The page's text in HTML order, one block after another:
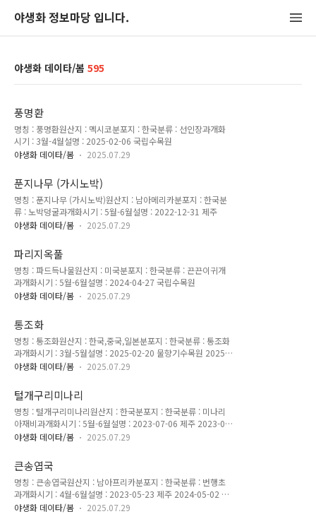
야생화 정보마당 입니다.
야생화 데이타/봄 595
풍명환
명칭 : 풍명환원산지 : 멕시코분포지 : 한국분류 : 선인장과개화
시기 : 3월-4월설명 : 2025-02-06 국립수목원
야생화 데이타/봄
2025.07.29
푼지나무 (가시노박)
명칭 : 푼지나무 (가시노박)원산지 : 남아메리카분포지 : 한국분
류 : 노박덩굴과개화시기 : 5월-6월설명 : 2022-12-31 제주
야생화 데이타/봄
2025.07.29
파리지옥풀
명칭 : 파드득나물원산지 : 미국분포지 : 한국분류 : 끈끈이귀개
과개화시기 : 5월-6월설명 : 2024-04-27 국립수목원
야생화 데이타/봄
2025.07.29
통조화
명칭 : 통조화원산지 : 한국,중국,일본분포지 : 한국분류 : 통조화
과개화시기 : 3월-5월설명 : 2025-02-20 물향기수목원 2025-
02-20 물향기수목원
야생화 데이타/봄 2025.07.29
털개구리미나리
명칭 : 털개구리미나리원산지 : 한국분포지 : 한국분류 : 미나리
아재비과개화시기 : 5월-6월설명 : 2023-07-06 제주 2023-07-
06 제주 열매)2023-07-06 제주
야생화 데이타/봄 2025.07.29
큰송엽국
명칭 : 큰송엽국원산지 : 남아프리카분포지 : 한국분류 : 번행초
과개화시기 : 4월-6월설명 : 2023-05-23 제주 2024-05-02 제
주
야생화 데이타/봄 2025.07.29